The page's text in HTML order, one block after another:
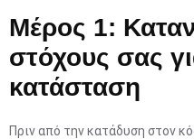
Μέρος 1:
στόχους σας
κατάσταση
Πριν από την κατάδυση στον